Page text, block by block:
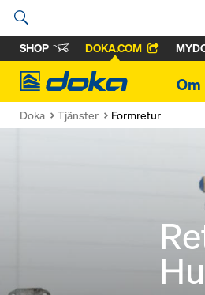
SHOP DOKA.COM
Doka
Om
Doka Tjänster Formretur